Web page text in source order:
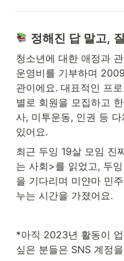
정해진 답 말고,
청소년에 대한 애정과
운영비를 기부하며
관이에요. 대표적인 프
별로 회원을 모집하고
사, 미투운동, 인권 등
있어요.
최근 두잉 19살 모임 진
는 사회>를 읽었고, 두
을 기다리며 미얀마 민
누는 시간을 가졌어요.
*아직 2023년 활동이
싶은 분들은 SNS 계정